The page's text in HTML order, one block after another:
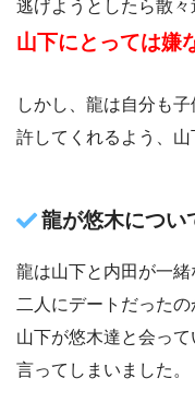
逃げようとしたら散々
山下にとっては嫌
しかし、龍は自分も
許してくれるよう、山
龍が悠木につい
龍は山下と内田が一緒
二人にデートだったの
山下が悠木達と会っ
言ってしまいました。